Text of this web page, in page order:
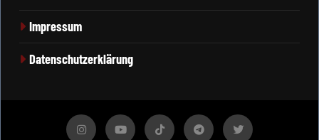
Impressum
Datenschutzerklärung